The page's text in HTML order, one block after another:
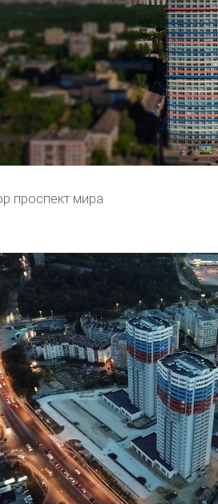
проспект мира